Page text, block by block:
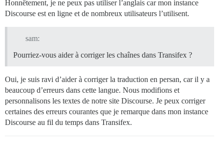
Honnêtement, je ne peux pas utiliser l’anglais car mon instance
Discourse est en ligne et de nombreux utilisateurs l’utilisent.
sam:
Pourriez-vous aider à corriger les chaînes dans Transifex ?
Oui, je suis ravi d’aider à corriger la traduction en persan, car il y a
beaucoup d’erreurs dans cette langue. Nous modifions et
personnalisons les textes de notre site Discourse. Je peux corriger
certaines des erreurs courantes que je remarque dans mon instance
Discourse au fil du temps dans Transifex.